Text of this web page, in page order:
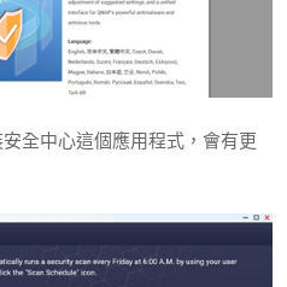
全中心這個應用程式，會有更